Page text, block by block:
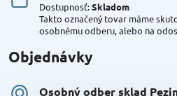
Dostupnosť:Skladom
Takto označený tovar máme
osobnému odberu, alebo na
Objednávky
Osobný odber sklad